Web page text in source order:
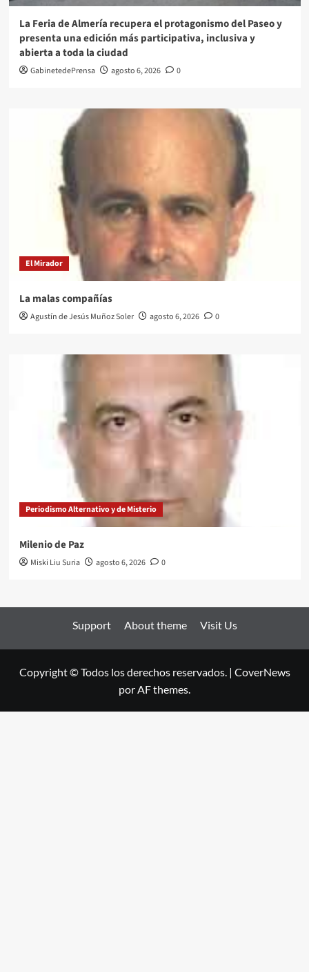
La Feria de Almería recupera el protagonismo del Paseo y
presenta una edición más participativa, inclusiva y
abierta a toda la ciudad
GabinetedePrensa agosto 6, 2026 0
El Mirador
La malas compañías
Agustín de Jesús Muñoz Soler agosto 6, 2026 0
Periodismo Alternativo y de Misterio
Milenio de Paz
Miski Liu Suria agosto 6, 2026 0
Support About theme Visit Us
Copyright © Todos los derechos reservados. | CoverNews
por AF themes.